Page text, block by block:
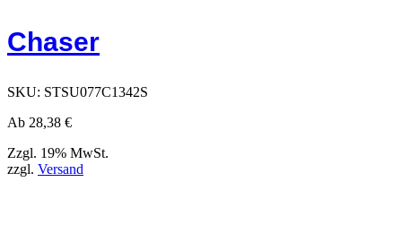
Produktseite
Chaser
SKU: STSU077C1342S
Ab 28,38 €
Zzgl. 19% MwSt.
zzgl. Versand